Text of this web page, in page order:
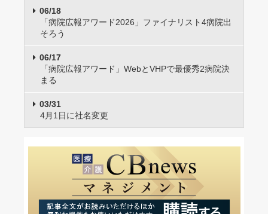
06/18
「病院広報アワード2026」ファイナリスト4病院出
そろう
06/17
「病院広報アワード」WebとVHPで最優秀2病院決
まる
03/31
4月1日に社名変更